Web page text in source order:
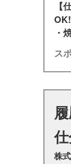
【
・
ス
株